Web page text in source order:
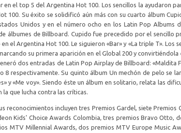
en el top 5 del Argentina Hot 100. Los sencillos la ayudaron
100. Su éxito se solidificó aún más con su cuarto álbum
Unidos y en el número ocho en los Latin Pop Albums
álbumes de Billboard. Cupido fue precedido por el sencillo
el Argentina Hot 100. Le siguieron «Bar» y «La triple T».
su primera aparición en el Global 200 y
dos entradas de Latin Pop Airplay de Billboard: «Maldita
8 respectivamente. Su quinto álbum Un mechón de pelo se
y «Me voy». Siendo éste un álbum en solitario, relata las
la que lucha contra las críticas.
reconocimientos incluyen tres Premios Gardel, siete
Kids' Choice Awards Colombia, tres premios Bravo Otto,
MTV Millennial Awards, dos premios MTV Europe Music